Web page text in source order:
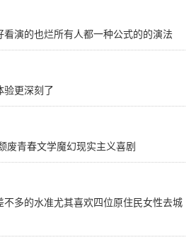
看演的也烂所有人都一种公式的的演法
验更深刻了
废青春文学魔幻现实主义喜剧
不多的水准尤其喜欢四位原住民女性去城